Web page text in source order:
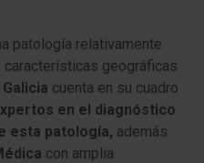
patología relativamente
características geográficas
Galicia cuenta en su cuadro
en el diagnóstico
esta patología, además
con amplia